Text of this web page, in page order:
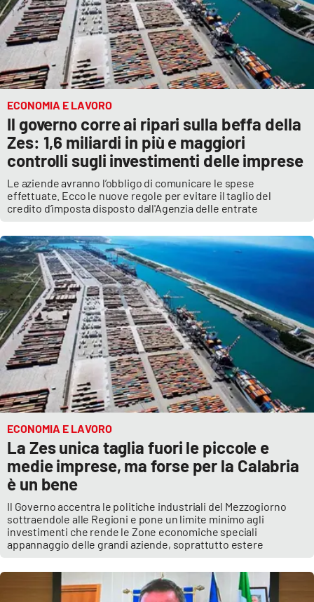
ECONOMIA E LAVORO
Il governo corre ai ripari sulla beffa della
Zes: 1,6 miliardi in più e maggiori
controlli sugli investimenti delle imprese
Le aziende avranno l’obbligo di comunicare le spese
effettuate. Ecco le nuove regole per evitare il taglio del
credito d’imposta disposto dall'Agenzia delle entrate
ECONOMIA E LAVORO
La Zes unica taglia fuori le piccole e
medie imprese, ma forse per la Calabria
è un bene
Il Governo accentra le politiche industriali del Mezzogiorno
sottraendole alle Regioni e pone un limite minimo agli
investimenti che rende le Zone economiche speciali
appannaggio delle grandi aziende, soprattutto estere